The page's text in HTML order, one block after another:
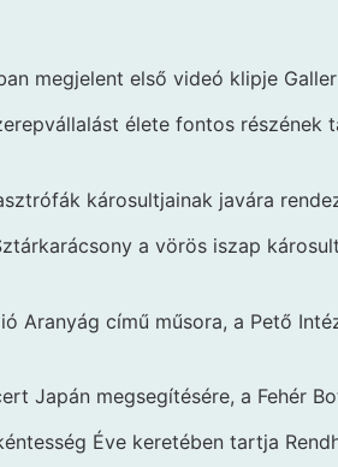
megjelent első videó klipje
élete fontos részének
károsultjainak javára
a vörös iszap
Aranyág című műsora, a Pető
Japán megsegítésére, a Fehér
Éve keretében tartja